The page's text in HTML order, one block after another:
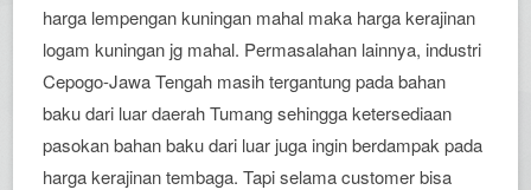
harga lempengan kuningan mahal maka harga kerajinan
logam kuningan jg mahal. Permasalahan lainnya, industri
Cepogo-Jawa Tengah masih tergantung pada bahan
baku dari luar daerah Tumang sehingga ketersediaan
pasokan bahan baku dari luar juga ingin berdampak pada
harga kerajinan tembaga. Tapi selama customer bisa